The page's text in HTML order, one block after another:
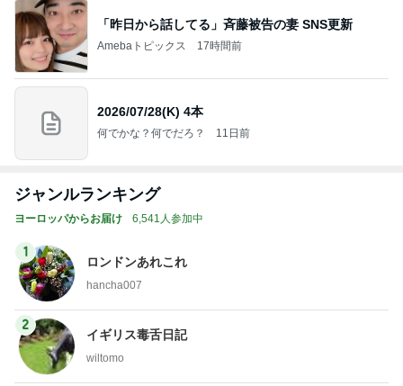
「昨日から話してる」斉藤被告の妻 SNS更新
Amebaトピックス 17時間前
2026/07/28(K) 4本
何でかな？何でだろ？ 11日前
ジャンルランキング
ヨーロッパからお届け 6,541人参加中
1
ロンドンあれこれ
hancha007
2
イギリス毒舌日記
wiltomo